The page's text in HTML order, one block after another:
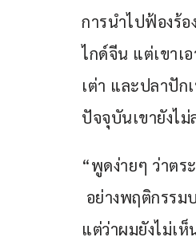
การนำไปฟ้องร้
ไกด์จีน แต่เขาเ
เต่า และปลาปัก
ปัจจุบันเขายังไ
“พูดง่ายๆ ว่าตร
อย่างพฤติกรรม
แต่ว่าผมยังไม่เ